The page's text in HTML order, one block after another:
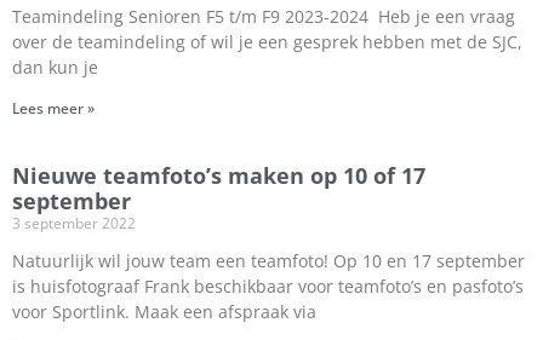
Teamindeling Senioren F5 t/m F9 2023-2024 Heb je een vraag
over de teamindeling of wil je een gesprek hebben met de SJC,
dan kun je
Lees meer »
Nieuwe teamfoto’s maken op 10 of 17
september
3 september 2022
Natuurlijk wil jouw team een teamfoto! Op 10 en 17 september
is huisfotograaf Frank beschikbaar voor teamfoto’s en pasfoto’s
voor Sportlink. Maak een afspraak via